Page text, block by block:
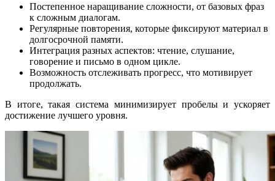
Постепенное наращивание сложности, от базовых фраз
к сложным диалогам.
Регулярные повторения, которые фиксируют материал в
долгосрочной памяти.
Интеграция разных аспектов: чтение, слушание,
говорение и письмо в одном цикле.
Возможность отслеживать прогресс, что мотивирует
продолжать.
В итоге, такая система минимизирует пробелы и ускоряет
достижение лучшего уровня.